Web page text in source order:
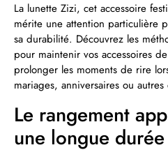
La lunette Zizi, cet accessoire
mérite une attention particulière
sa durabilité. Découvrez les
pour maintenir vos accessoires
prolonger les moments de rire
mariages, anniversaires ou
Le rangement
une longue durée